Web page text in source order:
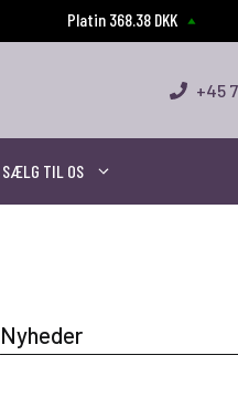
Platin 368.38 DKK
+45
SÆLG TIL OS
Nyheder